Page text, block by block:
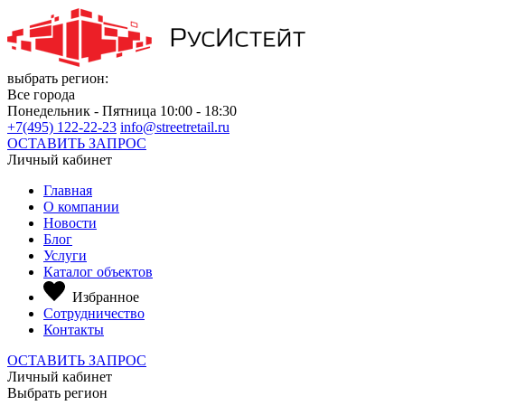
выбрать регион:
Все города
Понедельник - Пятница 10:00 - 18:30
+7(495) 122-22-23 info@streetretail.ru
ОСТАВИТЬ ЗАПРОС
Личный кабинет
Главная
О компании
Новости
Блог
Услуги
Каталог объектов
Избранное
Сотрудничество
Контакты
ОСТАВИТЬ ЗАПРОС
Личный кабинет
Выбрать регион